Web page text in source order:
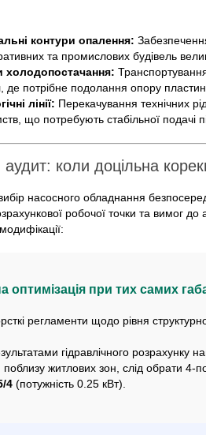
контури опалення:
та промислових будівель
холодопостачання:
потрібне подолання опору
лінії: Перекачування технічних
що потребують стабільної подачі
коли доцільна
насосного обладнання
робочої точки та вимог
оптимізація при тих самих
регламенти щодо рівня
гідравлічного розрахунку
поблизу житлових зон, слід обрати
4 (потужність 0.25 кВт).